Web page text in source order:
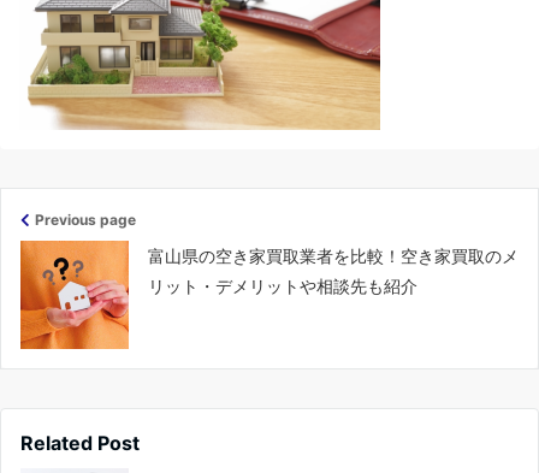
Previous page
富山県の空き家買取業者を比較！空き家買取のメ
リット・デメリットや相談先も紹介
Related Post